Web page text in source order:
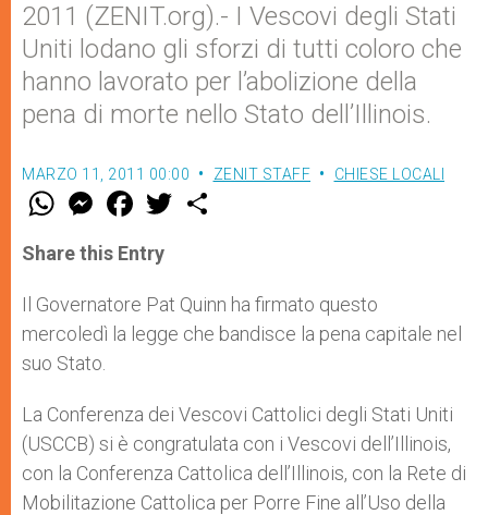
2011 (ZENIT.org).- I Vescovi degli Stati
Uniti lodano gli sforzi di tutti coloro che
hanno lavorato per l’abolizione della
pena di morte nello Stato dell’Illinois.
MARZO 11, 2011 00:00 ZENIT STAFF CHIESE LOCALI
W
t
s
p
p
M
e
s
e
g
e
r
F
a
e
b
o
k
w
r
Share this Entry
Il Governatore Pat Quinn ha firmato questo
mercoledì la legge che bandisce la pena capitale nel
suo Stato.
La Conferenza dei Vescovi Cattolici degli Stati Uniti
(USCCB) si è congratulata con i Vescovi dell’Illinois,
con la Conferenza Cattolica dell’Illinois, con la Rete di
Mobilitazione Cattolica per Porre Fine all’Uso della